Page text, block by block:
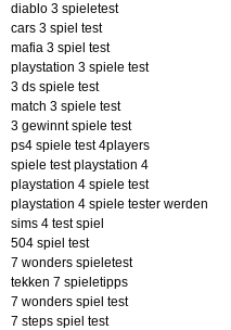
diablo 3 spieletest
cars 3 spiel test
mafia 3 spiel test
playstation 3 spiele test
3 ds spiele test
match 3 spiele test
3 gewinnt spiele test
ps4 spiele test 4players
spiele test playstation 4
playstation 4 spiele test
playstation 4 spiele tester werden
sims 4 test spiel
504 spiel test
7 wonders spieletest
tekken 7 spieletipps
7 wonders spiel test
7 steps spiel test